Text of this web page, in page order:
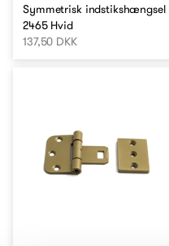
Symmetrisk indstikshængsel
2465 Hvid
137,50 DKK